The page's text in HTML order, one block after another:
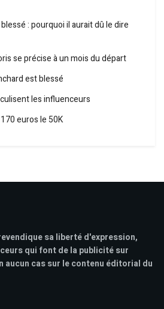
: pourquoi il aurait dû le dire
se précise à un mois du départ
est blessé
les influenceurs
euros le 50K
sa liberté d'expression,
qui font de la publicité sur
aucun cas sur le contenu éditorial du